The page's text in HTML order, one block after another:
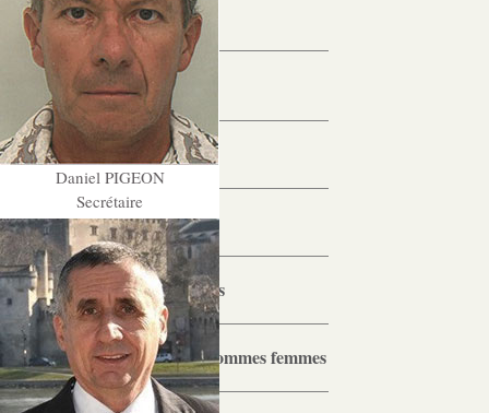
Les Sources
Ressources humaines
Offres d’emploi
Offres de stage
Candidatures spontanées
Note de l’index égalité hommes femmes
Daniel PIGEON
Secrétaire